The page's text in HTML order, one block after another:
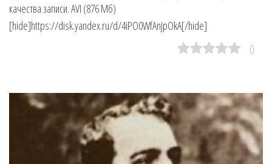
качества записи. AVI (876 Мб)
[hide]https://disk.yandex.ru/d/4iPO0WfAnJpOkA[/hide]
0